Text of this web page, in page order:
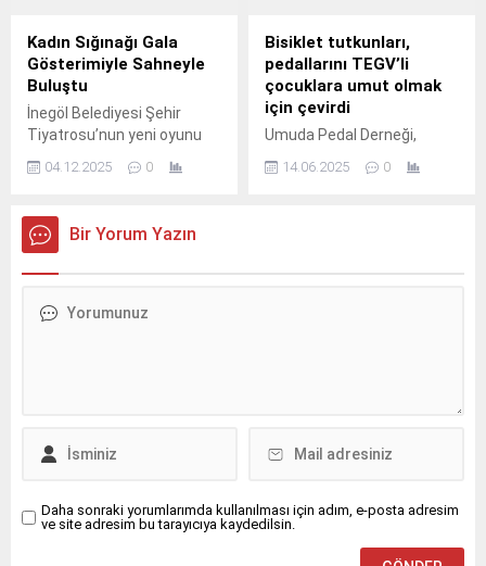
Kadın Sığınağı Gala
Gösterimiyle Sahneyle
Buluştu
İnegöl Belediyesi Şehir
Tiyatrosu’nun yeni oyunu
Mevsim Kültür Sanat
gösterimiyle sahneyle
buluştu.
04.12.2025 0
Bisiklet tutkunları,
pedallarını TEGV’li
çocuklara umut olmak
için çevirdi
Umuda Pedal Derneği,
ve Pamukkale Bisiklet
14.06.2025 0
Bir Yorum Yazın
Daha sonraki yorumlarımda kullanılması için adım, e-posta adresim
ve site adresim bu tarayıcıya kaydedilsin.